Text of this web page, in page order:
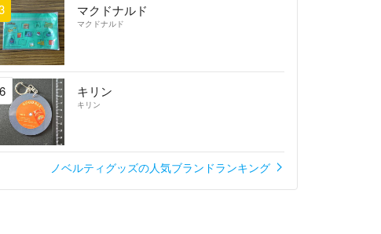
マクドナルド
マクドナルド
6 キリン
キリン
ノベルティグッズの人気ブランドランキング